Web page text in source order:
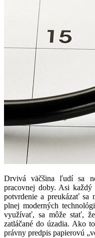
Drvivá väčšina ľudí sa
pracovnej doby. Asi
potvrdenie a preukázať sa
plnej moderných
využívať, sa môže stať,
zatláčané do úzadia. Ako
právny predpis papierovú